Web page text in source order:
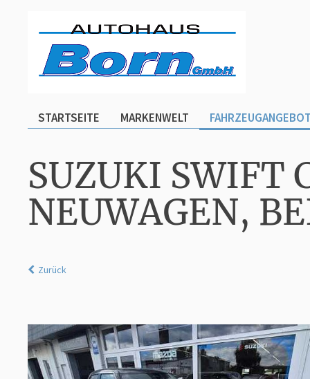
STARTSEITE MARKENWELT
SUZUKI SWIFT
NEUWAGEN,
Zurück